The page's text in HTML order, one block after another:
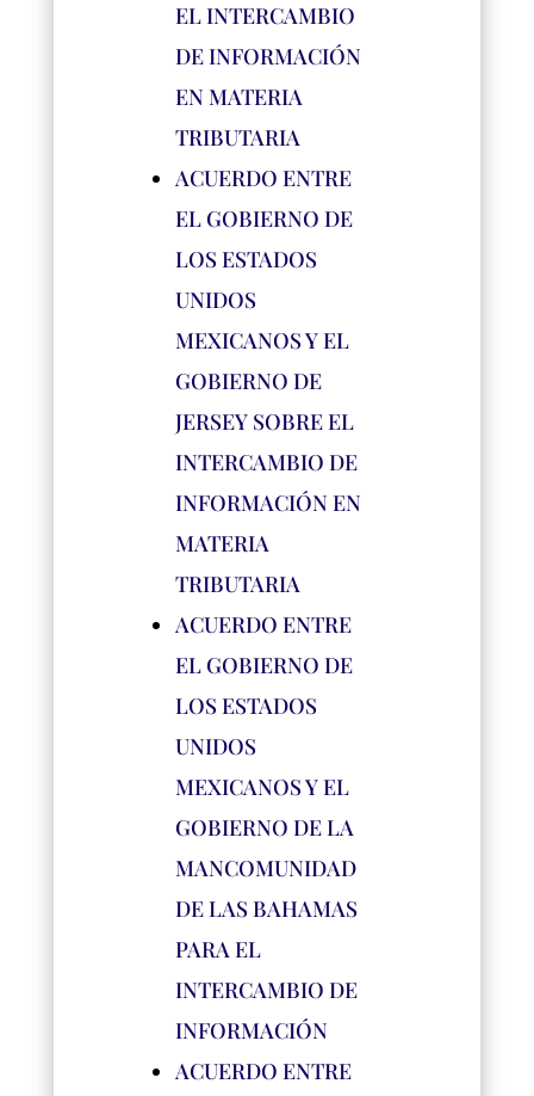
EL INTERCAMBIO
DE INFORMACIÓN
EN MATERIA
TRIBUTARIA
ACUERDO ENTRE
EL GOBIERNO DE
LOS ESTADOS
UNIDOS
MEXICANOS Y EL
GOBIERNO DE
JERSEY SOBRE EL
INTERCAMBIO DE
INFORMACIÓN EN
MATERIA
TRIBUTARIA
ACUERDO ENTRE
EL GOBIERNO DE
LOS ESTADOS
UNIDOS
MEXICANOS Y EL
GOBIERNO DE LA
MANCOMUNIDAD
DE LAS BAHAMAS
PARA EL
INTERCAMBIO DE
INFORMACIÓN
ACUERDO ENTRE